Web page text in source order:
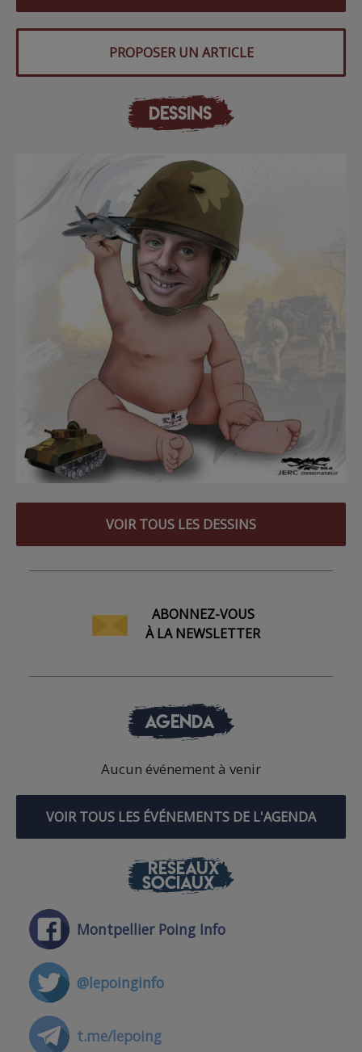
PROPOSER UN ARTICLE
DESSINS
VOIR TOUS LES DESSINS
ABONNEZ-VOUS
À LA NEWSLETTER
AGENDA
Aucun événement à venir
VOIR TOUS LES ÉVÉNEMENTS DE L'AGENDA
RÉSEAUX
SOCIAUX
Montpellier Poing Info
@lepoinginfo
t.me/lepoing